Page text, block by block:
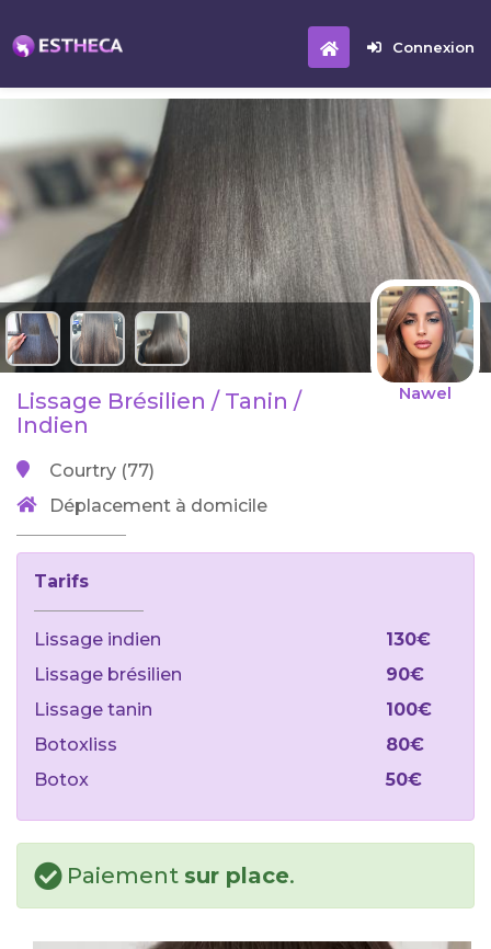
Connexion
Nawel
Lissage Brésilien / Tanin /
Indien
Courtry (77)
Déplacement à domicile
Tarifs
Lissage indien
130€
Lissage brésilien
90€
Lissage tanin
100€
Botoxliss
80€
Botox
50€
Paiement sur place.